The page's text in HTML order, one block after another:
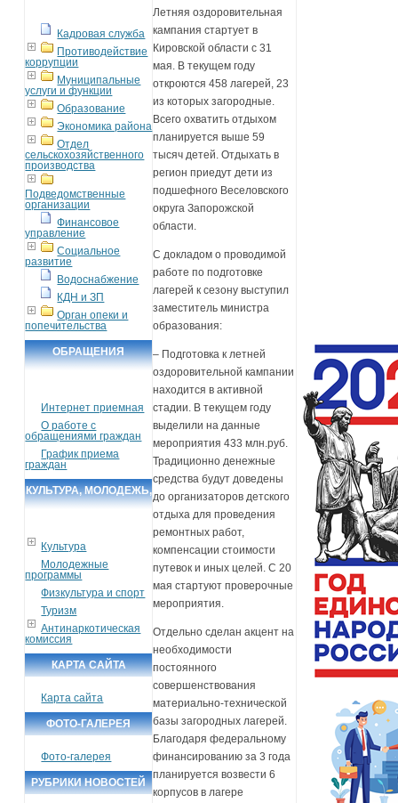
Кадровая служба
Противодействие
коррупции
Муниципальные
услуги и функции
Образование
Экономика района
Отдел
сельскохозяйственного
производства
Подведомственные
организации
Финансовое
управление
Социальное
развитие
Водоснабжение
КДН и ЗП
Орган опеки и
попечительства
ОБРАЩЕНИЯ
Интернет приемная
О работе с
обращениями граждан
График приема
граждан
КУЛЬТУРА, МОЛОДЕЖЬ,
Культура
Молодежные
программы
Физкультура и спорт
Туризм
Антинаркотическая
комиссия
КАРТА САЙТА
Карта сайта
ФОТО-ГАЛЕРЕЯ
Фото-галерея
РУБРИКИ НОВОСТЕЙ
Летняя оздоровительная
кампания стартует в
Кировской области с 31
мая. В текущем году
откроются 458 лагерей, 23
из которых загородные.
Всего охватить отдыхом
планируется выше 59
тысяч детей. Отдыхать в
регион приедут дети из
подшефного Веселовского
округа Запорожской
области.
С докладом о проводимой
работе по подготовке
лагерей к сезону выступил
заместитель министра
образования:
– Подготовка к летней
оздоровительной кампании
находится в активной
стадии. В текущем году
выделили на данные
мероприятия 433 млн.руб.
Традиционно денежные
средства будут доведены
до организаторов детского
отдыха для проведения
ремонтных работ,
компенсации стоимости
путевок и иных целей. С 20
мая стартуют проверочные
мероприятия.
Отдельно сделан акцент на
необходимости
постоянного
совершенствования
материально-технической
базы загородных лагерей.
Благодаря федеральному
финансированию за 3 года
планируется возвести 6
корпусов в лагере